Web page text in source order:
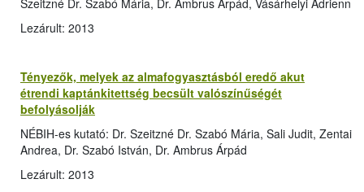
Szeitzné Dr. Szabó Mária, Dr. Ambrus Árpád, Vásárhelyi Adrienn
Lezárult: 2013
Tényezők, melyek az almafogyasztásból eredő akut
étrendi kaptánkitettség becsült valószínűségét
befolyásolják
NÉBIH-es kutató: Dr. Szeitzné Dr. Szabó Mária, Sali Judit, Zentai
Andrea, Dr. Szabó István, Dr. Ambrus Árpád
Lezárult: 2013